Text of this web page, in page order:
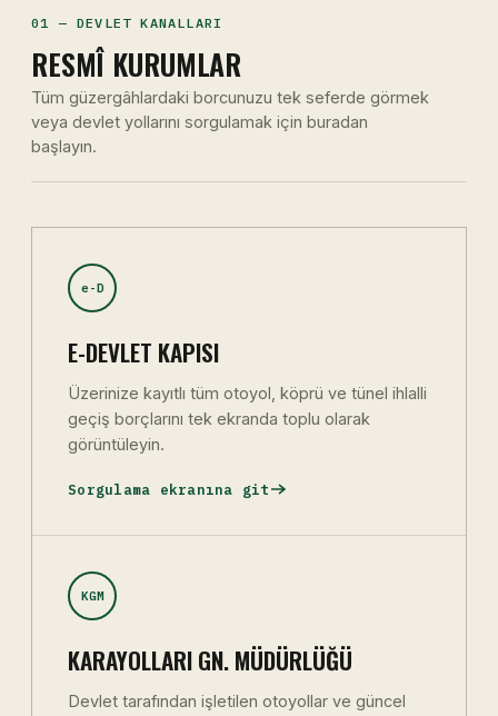
01 — DEVLET KANALLARI
RESMÎ KURUMLAR
Tüm güzergâhlardaki borcunuzu tek seferde görmek
veya devlet yollarını sorgulamak için buradan
başlayın.
e-D
E-DEVLET KAPISI
Üzerinize kayıtlı tüm otoyol, köprü ve tünel ihlalli
geçiş borçlarını tek ekranda toplu olarak
görüntüleyin.
Sorgulama ekranına git
KGM
KARAYOLLARI GN. MÜDÜRLÜĞÜ
Devlet tarafından işletilen otoyollar ve güncel